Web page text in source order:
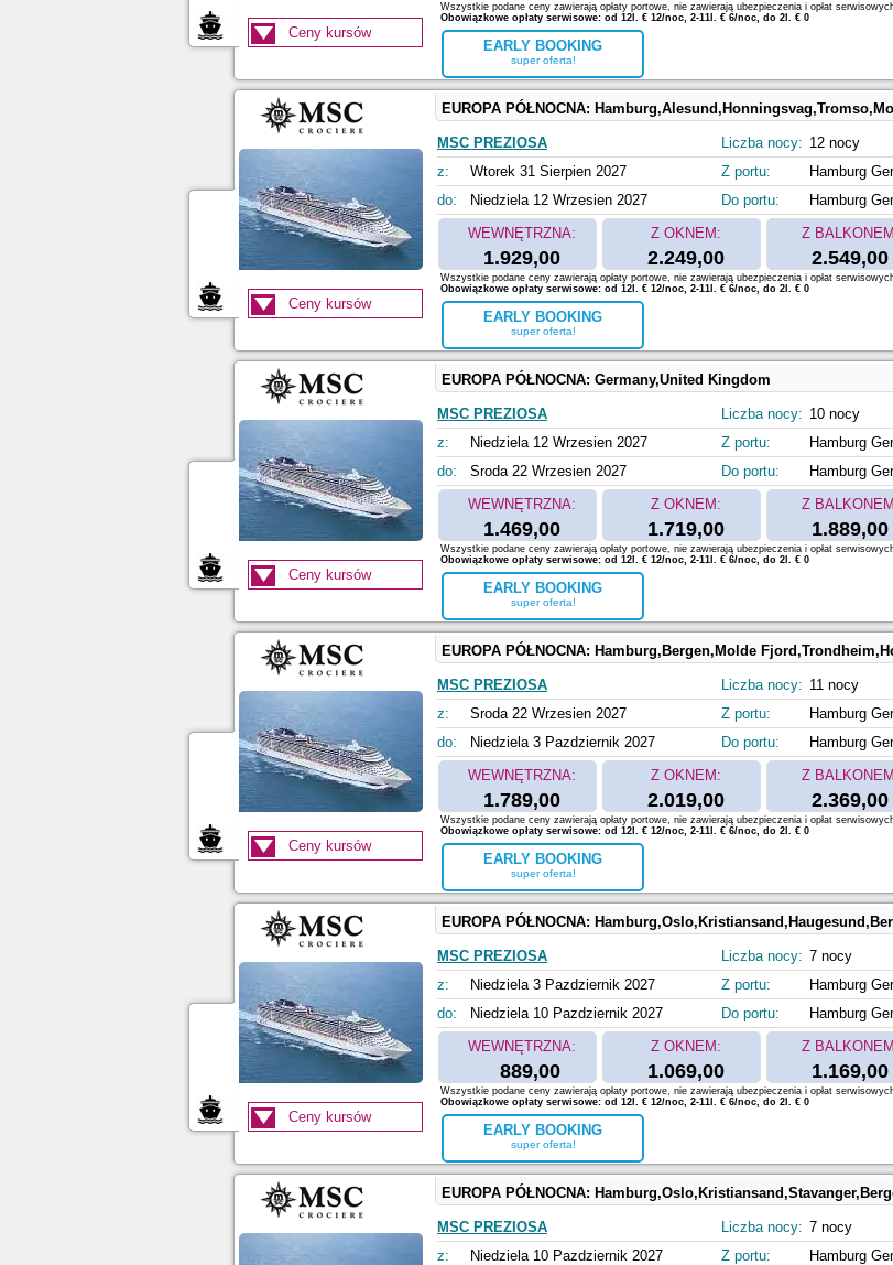
EARLY BOOKING
super oferta!
Ceny kursów
Wszystkie podane ceny zawierają opłaty portowe, nie zawierają ubezpieczenia i opłat
Obowiązkowe opłaty serwisowe: od 12l. € 12/noc, 2-11l. € 6/noc, do 2l. € 0
EUROPA PÓŁNOCNA: Hamburg,Alesund,Honningsvag,Tromso,Molde
MSC PREZIOSA
z:
Wtorek 31 Sierpien 2027
do:
Niedziela 12 Wrzesien 2027
Liczba nocy: 12 nocy
Z portu:
Hamburg
Do portu:
Hamburg
WEWNĘTRZNA:
1.929,00
Z OKNEM:
2.249,00
Z
2.549,00
EARLY BOOKING
super oferta!
Ceny kursów
Wszystkie podane ceny zawierają opłaty portowe, nie zawierają ubezpieczenia i opłat
Obowiązkowe opłaty serwisowe: od 12l. € 12/noc, 2-11l. € 6/noc, do 2l. € 0
EUROPA PÓŁNOCNA: Germany,United Kingdom
MSC PREZIOSA
z:
Niedziela 12 Wrzesien 2027
do:
Sroda 22 Wrzesien 2027
Liczba nocy: 10 nocy
Z portu:
Hamburg
Do portu:
Hamburg
WEWNĘTRZNA:
1.469,00
Z OKNEM:
1.719,00
Z
1.889,00
EARLY BOOKING
super oferta!
Ceny kursów
Wszystkie podane ceny zawierają opłaty portowe, nie zawierają ubezpieczenia i opłat
Obowiązkowe opłaty serwisowe: od 12l. € 12/noc, 2-11l. € 6/noc, do 2l. € 0
EUROPA PÓŁNOCNA: Hamburg,Bergen,Molde
MSC PREZIOSA
z:
Sroda 22 Wrzesien 2027
do:
Niedziela 3 Pazdziernik 2027
Liczba nocy: 11 nocy
Z portu:
Hamburg
Do portu:
Hamburg
WEWNĘTRZNA:
1.789,00
Z OKNEM:
2.019,00
Z
2.369,00
EARLY BOOKING
super oferta!
Ceny kursów
Wszystkie podane ceny zawierają opłaty portowe, nie zawierają ubezpieczenia i opłat
Obowiązkowe opłaty serwisowe: od 12l. € 12/noc, 2-11l. € 6/noc, do 2l. € 0
EUROPA PÓŁNOCNA:
MSC PREZIOSA
z:
Niedziela 3 Pazdziernik 2027
do:
Niedziela 10 Pazdziernik 2027
Liczba nocy: 7 nocy
Z portu:
Hamburg
Do portu:
Hamburg
WEWNĘTRZNA:
889,00
Z OKNEM:
1.069,00
Z
1.169,00
EARLY BOOKING
super oferta!
Ceny kursów
Wszystkie podane ceny zawierają opłaty portowe, nie zawierają ubezpieczenia i opłat
Obowiązkowe opłaty serwisowe: od 12l. € 12/noc, 2-11l. € 6/noc, do 2l. € 0
EUROPA PÓŁNOCNA:
MSC PREZIOSA
z:
Niedziela 10 Pazdziernik 2027
Liczba nocy: 7 nocy
Z portu:
Hamburg